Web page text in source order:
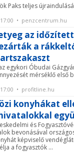
Paks teljes
17:00 • penzcentrum.hu
az
a
egykori Óbudai
mérséklő első
17:00 • profitline.hu
konyhákat
és
bevonásával
képviselő
a fogyasztók ...